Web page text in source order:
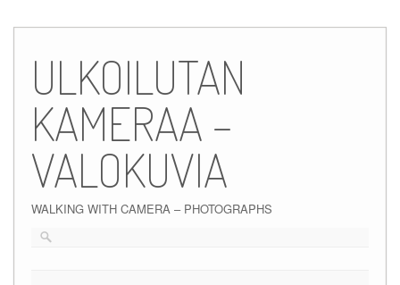
content
ULKOILUTAN
KAMERAA –
VALOKUVIA
WALKING WITH CAMERA – PHOTOGRAPHS